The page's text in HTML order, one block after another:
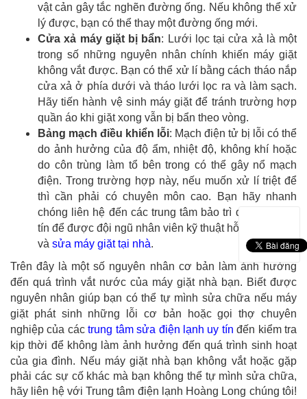
vật cản gây tắc nghẽn đường ống. Nếu không thể xử
lý được, bạn có thể thay một đường ống mới.
Cửa xả máy giặt bị bẩn: Lưới lọc tại cửa xả là một
trong số những nguyên nhân chính khiến máy giặt
không vắt được. Bạn có thể xử lí bằng cách tháo nắp
cửa xả ở phía dưới và tháo lưới lọc ra và làm sạch.
Hãy tiến hành vệ sinh máy giặt để tránh trường hợp
quần áo khi giặt xong vẫn bị bẩn theo vòng.
Bảng mạch điều khiển lỗi: Mạch điện tử bị lỗi có thể
do ảnh hưởng của độ ẩm, nhiệt độ, không khí hoặc
do côn trùng làm tổ bên trong có thể gây nổ mạch
điện. Trong trường hợp này, nếu muốn xử lí triệt để
thì cần phải có chuyên môn cao. Bạn hãy nhanh
chóng liên hệ đến các trung tâm bảo trì điện lạnh uy
tín để được đội ngũ nhân viên kỹ thuật hỗ trợ kiểm tra
và sửa máy giặt tại nhà.
Trên đây là một số nguyên nhân cơ bản làm ảnh hưởng
đến quá trình vắt nước của máy giặt nhà bạn. Biết được
nguyên nhân giúp bạn có thể tự mình sửa chữa nếu máy
giặt phát sinh những lỗi cơ bản hoặc gọi thợ chuyên
nghiệp của cáctrung tâm sửa điện lạnh uy tín đến kiểm tra
kịp thời để không làm ảnh hưởng đến quá trình sinh hoạt
của gia đình. Nếu máy giặt nhà bạn không vắt hoặc gặp
phải các sự cố khác mà bạn không thể tự mình sửa chữa,
hãy liên hệ với Trung tâm điện lạnh Hoàng Long chúng tôi!